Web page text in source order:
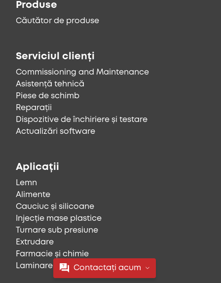
Contactați acum
Produse
Căutător de produse
Serviciul clienți
Commissioning and Maintenance
Asistență tehnică
Piese de schimb
Reparații
Dispozitive de închiriere și testare
Actualizări software
Aplicații
Lemn
Alimente
Cauciuc și silicoane
Injecție mase plastice
Turnare sub presiune
Extrudare
Farmacie și chimie
Laminare, imprimare și textile